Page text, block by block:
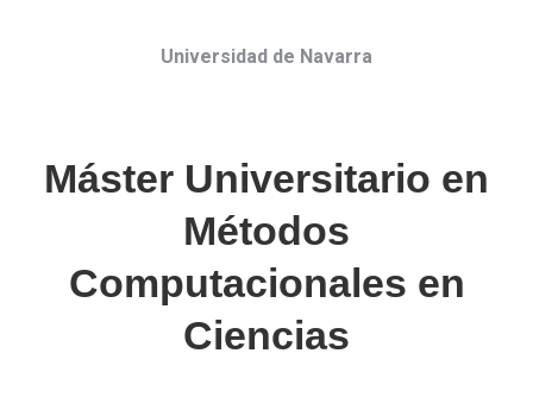
Universidad de Navarra
Máster Universitario en
Métodos
Computacionales en
Ciencias